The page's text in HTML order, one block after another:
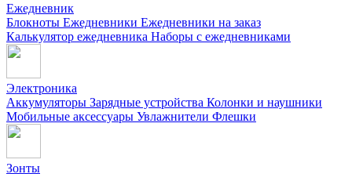
Ежедневник
Блокноты Ежедневники Ежедневники на заказ
Калькулятор ежедневника Наборы с ежедневниками
Электроника
Аккумуляторы Зарядные устройства Колонки и наушники
Мобильные аксессуары Увлажнители Флешки
Зонты